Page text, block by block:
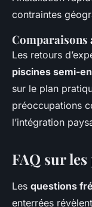
contraintes
Comparaisons
Les retours
piscines semi-
sur le plan
préoccupations
l’intégration
FAQ sur
Les questions
enterrées